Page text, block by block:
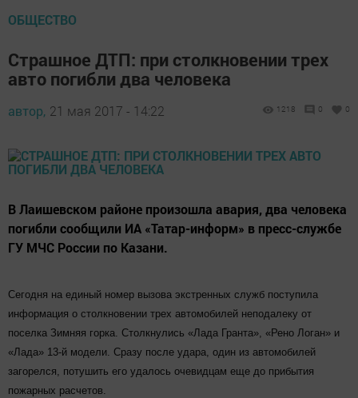
ОБЩЕСТВО
Страшное ДТП: при столкновении трех
авто погибли два человека
автор, 21 мая 2017 - 14:22 1218 0 0
В Лаишевском районе произошла авария, два человека
погибли сообщили ИА «Татар-информ» в пресс-службе
ГУ МЧС России по Казани.
Сегодня на единый номер вызова экстренных служб поступила
информация о столкновении трех автомобилей неподалеку от
поселка Зимняя горка. Столкнулись «Лада Гранта», «Рено Логан» и
«Лада» 13-й модели. Сразу после удара, один из автомобилей
загорелся, потушить его удалось очевидцам еще до прибытия
пожарных расчетов.